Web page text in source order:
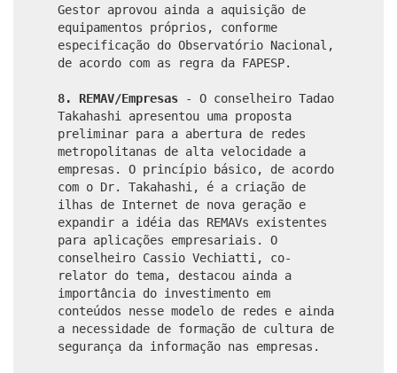
Gestor aprovou ainda a aquisição de
equipamentos próprios, conforme
especificação do Observatório Nacional,
de acordo com as regra da FAPESP.
8. REMAV/Empresas
- O conselheiro Tadao
Takahashi apresentou uma proposta
preliminar para a abertura de redes
metropolitanas de alta velocidade a
empresas. O princípio básico, de acordo
com o Dr. Takahashi, é a criação de
ilhas de Internet de nova geração e
expandir a idéia das REMAVs existentes
para aplicações empresariais. O
conselheiro Cassio Vechiatti, co-
relator do tema, destacou ainda a
importância do investimento em
conteúdos nesse modelo de redes e ainda
a necessidade de formação de cultura de
segurança da informação nas empresas.